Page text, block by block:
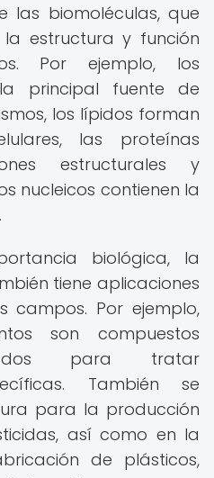
las biomoléculas, que
estructura y función
Por ejemplo, los
principal fuente de
los lípidos forman
las proteínas
estructurales y
nucleicos contienen la
biológica, la
tiene aplicaciones
campos. Por ejemplo,
son compuestos
para tratar
También se
para la producción
así como en la
de plásticos,